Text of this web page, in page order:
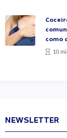
como
10
NEWSLETTER